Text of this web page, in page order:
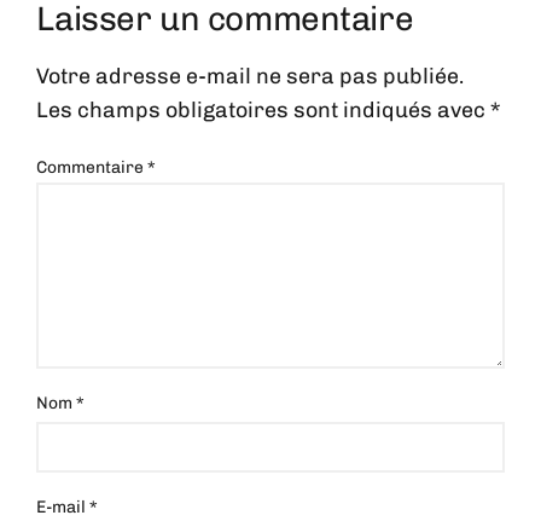
Laisser un commentaire
Votre adresse e-mail ne sera pas publiée.
Les champs obligatoires sont indiqués avec*
Commentaire*
Nom*
E-mail*